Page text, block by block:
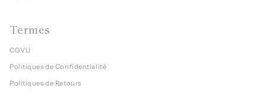
Termes
CGVU
Politiques de Confidentialité
Politiques de Retours